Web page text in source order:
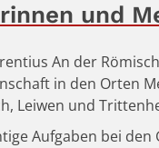
und
An der
in den Orten
Leiwen und
Aufgaben bei